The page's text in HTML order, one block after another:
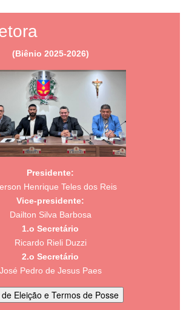
(Biênio 2025-2026)
Presidente:
Henrique Teles dos Reis
Vice-presidente:
Dailton Silva Barbosa
1.o Secretário
Ricardo Rieli Duzzi
2.o Secretário
José Pedro de Jesus Paes
Eleição e Termos de Posse